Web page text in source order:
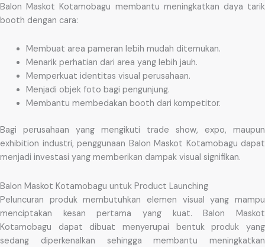
Balon Maskot Kotamobagu membantu meningkatkan daya tarik
booth dengan cara:
Membuat area pameran lebih mudah ditemukan.
Menarik perhatian dari area yang lebih jauh.
Memperkuat identitas visual perusahaan.
Menjadi objek foto bagi pengunjung.
Membantu membedakan booth dari kompetitor.
Bagi perusahaan yang mengikuti trade show, expo, maupun
exhibition industri, penggunaan Balon Maskot Kotamobagu dapat
menjadi investasi yang memberikan dampak visual signifikan.
Balon Maskot Kotamobagu untuk Product Launching
Peluncuran produk membutuhkan elemen visual yang mampu
menciptakan kesan pertama yang kuat. Balon Maskot
Kotamobagu dapat dibuat menyerupai bentuk produk yang
sedang diperkenalkan sehingga membantu meningkatkan